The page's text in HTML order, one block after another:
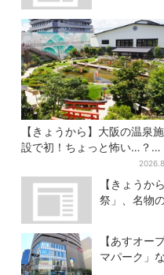
【きょうから】大阪の温泉施
設で初！ちょっと怖い…？体
験型イベント、限定グルメ＆
盆踊りも
【きょうか
祭」、名物
【あすオー
マパーク」